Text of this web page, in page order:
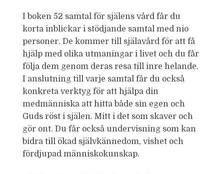
I boken 52 samtal för själens vård får du
korta inblickar i stödjande samtal med nio
personer. De kommer till själavård för att få
hjälp med olika utmaningar i livet och du får
följa dem genom deras resa till inre helande.
I anslutning till varje samtal får du också
konkreta verktyg för att hjälpa din
medmänniska att hitta både sin egen och
Guds röst i själen. Mitt i det som skaver och
gör ont. Du får också undervisning som kan
bidra till ökad självkännedom, vishet och
fördjupad människokunskap.